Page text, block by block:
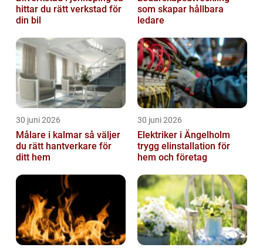
hittar du rätt verkstad för
din bil
som skapar hållbara
ledare
30 juni 2026
Målare i kalmar så väljer
du rätt hantverkare för
ditt hem
30 juni 2026
Elektriker i Ängelholm
trygg elinstallation för
hem och företag